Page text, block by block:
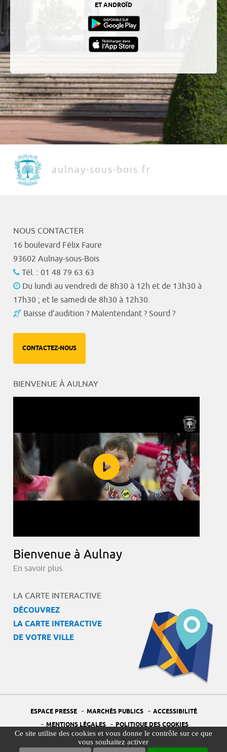
Ce site utilise des cookies et vous donne le contrôle sur ce que
vous souhaitez activer
ET ANDROÏD
aulnay-sous-bois.fr
NOUS CONTACTER
16 boulevard Félix Faure
93602 Aulnay-sous-Bois
Tél. : 01 48 79 63 63
Du lundi au vendredi de 8h30 à 12h et de 13h30 à
17h30 ; et le samedi de 8h30 à 12h30.
Baisse d'audition ? Malentendant ? Sourd ?
CONTACTEZ-NOUS
BIENVENUE À AULNAY
Bienvenue à Aulnay
En savoir plus
LA CARTE INTERACTIVE
DÉCOUVREZ
LA CARTE INTERACTIVE
DE VOTRE VILLE
ESPACE PRESSE - MARCHÉS PUBLICS - ACCESSIBILITÉ
- MENTIONS LÉGALES - POLITIQUE DES COOKIES
PORTAIL DÉLÉGUÉ À LA PROTECTION DES DONNÉES - PLAN DU SITE